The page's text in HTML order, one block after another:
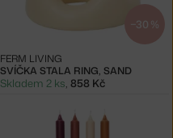
−30 %
SVÍČKA STALA RING, SAND
FERM LIVING
Skladem 2 ks, 858 Kč